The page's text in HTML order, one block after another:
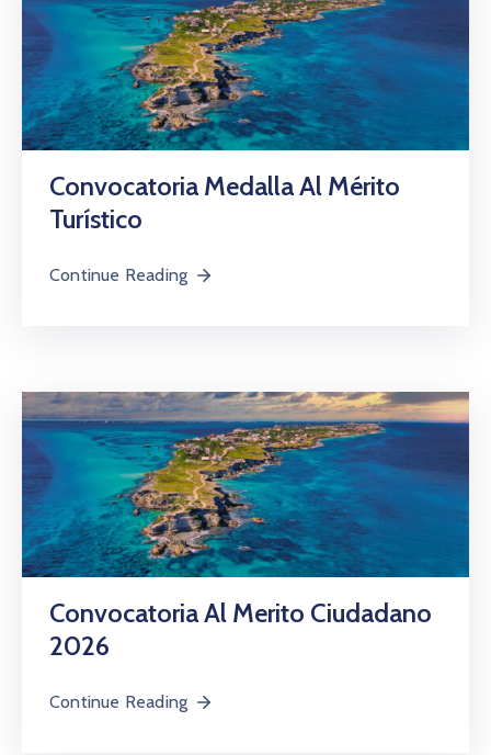
Convocatoria Medalla Al Mérito
Turístico
Continue Reading
Convocatoria Al Merito Ciudadano
2026
Continue Reading